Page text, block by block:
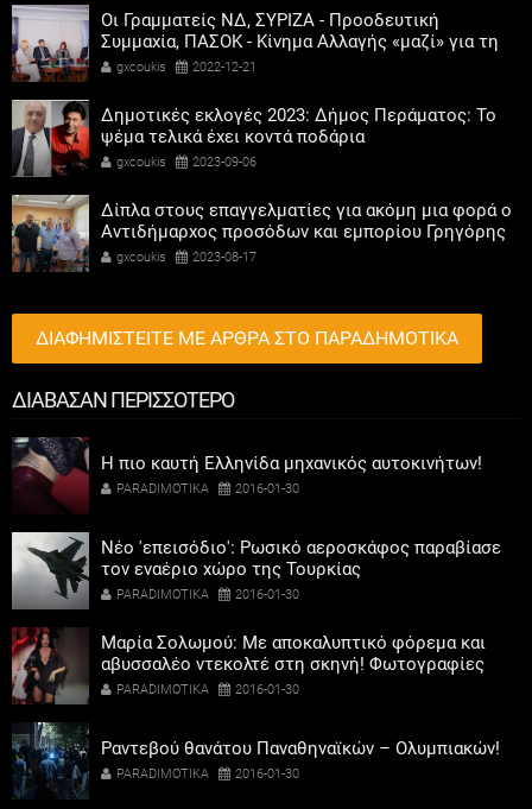
Οι Γραμματείς ΝΔ, ΣΥΡΙΖΑ - Προοδευτική
Συμμαχία, ΠΑΣΟΚ - Κίνημα Αλλαγής «μαζί» για τη
συμμετοχή των γυναικών στην πολιτική
gxcoukis 2022-12-21
Δημοτικές εκλογές 2023: Δήμος Περάματος: Το
ψέμα τελικά έχει κοντά ποδάρια
gxcoukis 2023-09-06
Δίπλα στους επαγγελματίες για ακόμη μια φορά ο
Αντιδήμαρχος προσόδων και εμπορίου Γρηγόρης
Καψοκόλης
gxcoukis 2023-08-17
ΔΙΑΦΗΜΙΣΤΕΙΤΕ ΜΕ ΑΡΘΡΑ ΣΤΟ ΠΑΡΑΔΗΜΟΤΙΚΑ
ΔΙΑΒΑΣΑΝ ΠΕΡΙΣΣΟΤΕΡΟ
Η πιο καυτή Ελληνίδα μηχανικός αυτοκινήτων!
PARADIMOTIKA 2016-01-30
Νέο 'επεισόδιο': Ρωσικό αεροσκάφος παραβίασε
τον εναέριο χώρο της Τουρκίας
PARADIMOTIKA 2016-01-30
Μαρία Σολωμού: Με αποκαλυπτικό φόρεμα και
αβυσσαλέο ντεκολτέ στη σκηνή! Φωτογραφίες
PARADIMOTIKA 2016-01-30
Ραντεβού θανάτου Παναθηναϊκών – Ολυμπιακών!
PARADIMOTIKA 2016-01-30